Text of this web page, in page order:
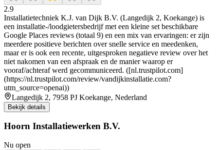
2.9
Installatietechniek K.J. van Dijk B.V. (Langedijk 2, Koekange) is
een installatie-/loodgietersbedrijf met een kleine set beschikbare
Google Places reviews (totaal 9) en een mix van ervaringen: er zijn
meerdere positieve berichten over snelle service en meedenken,
maar er is ook een recente, uitgesproken negatieve review over het
niet nakomen van een afspraak en de manier waarop er
vooraf/achteraf werd gecommuniceerd. ([nl.trustpilot.com]
(https://nl.trustpilot.com/review/vandijkinstallatie.com?
utm_source=openai))
Langedijk 2, 7958 PJ Koekange, Nederland
Bekijk details
Hoorn Installatiewerken B.V.
Nu open